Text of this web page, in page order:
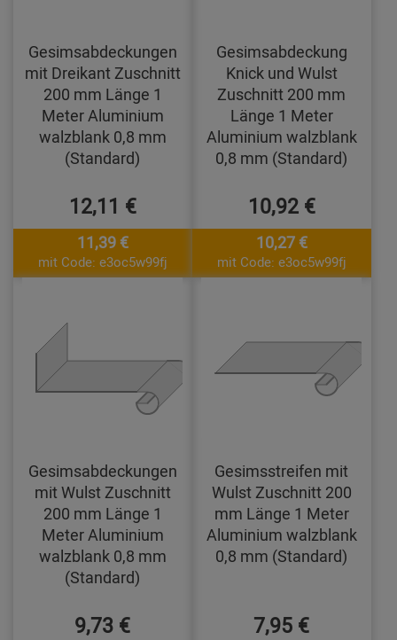
Gesimsabdeckungen
mit Dreikant Zuschnitt
200 mm Länge 1
Meter Aluminium
walzblank 0,8 mm
(Standard)
12,11 €
11,39 €
mit Code: e3oc5w99fj
Gesimsabdeckung
Knick und Wulst
Zuschnitt 200 mm
Länge 1 Meter
Aluminium walzblank
0,8 mm (Standard)
10,92 €
10,27 €
mit Code: e3oc5w99fj
Gesimsabdeckungen
mit Wulst Zuschnitt
200 mm Länge 1
Meter Aluminium
walzblank 0,8 mm
(Standard)
9,73 €
Gesimsstreifen mit
Wulst Zuschnitt 200
mm Länge 1 Meter
Aluminium walzblank
0,8 mm (Standard)
7,95 €